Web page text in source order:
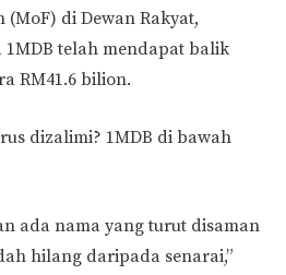
di Dewan Rakyat,
telah mendapat balik
RM41.6 bilion.
dizalimi? 1MDB di bawah
ada nama yang turut disaman
hilang daripada senarai,”